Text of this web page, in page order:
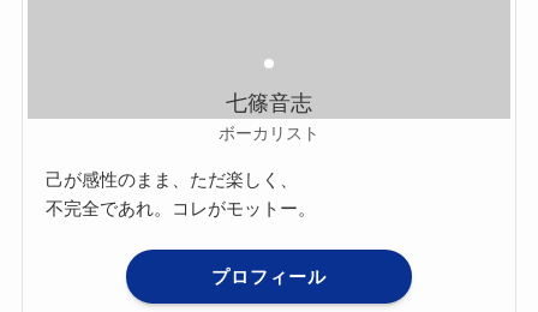
七篠音志
ボーカリスト
己が感性のまま、ただ楽しく、
不完全であれ。コレがモットー。
プロフィール